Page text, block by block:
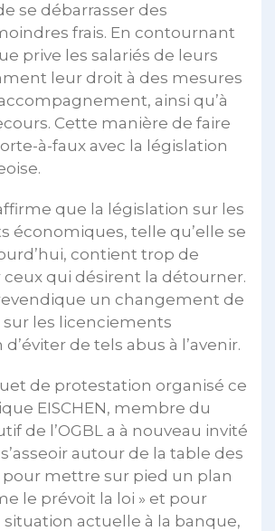
se débarrasser des
frais. En contournant
prive les salariés de leurs
leur droit à des mesures
ainsi qu’à
Cette manière de faire
à-faux avec la législation
affirme que la législation sur les
économiques, telle qu’elle se
contient trop de
ceux qui désirent la détourner.
revendique un changement de
sur les licenciements
de tels abus à l’avenir.
de protestation organisé ce
EISCHEN, membre du
de l’OGBL a à nouveau invité
autour de la table des
mettre sur pied un plan
le prévoit la loi » et pour
situation actuelle à la banque,